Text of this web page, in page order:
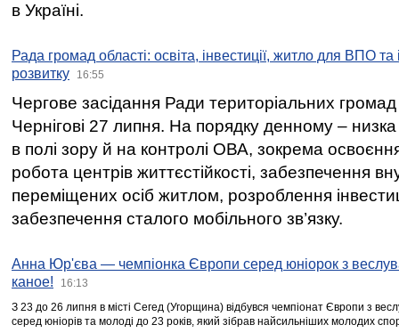
в Україні.
Рада громад області: освіта, інвестиції, житло для ВПО
розвитку
16:55
Чергове засідання Ради територіальних громад
Чернігові 27 липня. На порядку денному –
в полі зору й на контролі ОВА, зокрема освоєння
робота центрів життєстійкості, забезпечення
переміщених осіб житлом, розроблення
забезпечення сталого мобільного зв’язку.
Анна Юр'єва — чемпіонка Європи серед юніорок з
каное!
16:13
З 23 до 26 липня в місті Сегед (Угорщина) відбувся чемпіонат Європи з
серед юніорів та молоді до 23 років, який зібрав найсильніших молодих